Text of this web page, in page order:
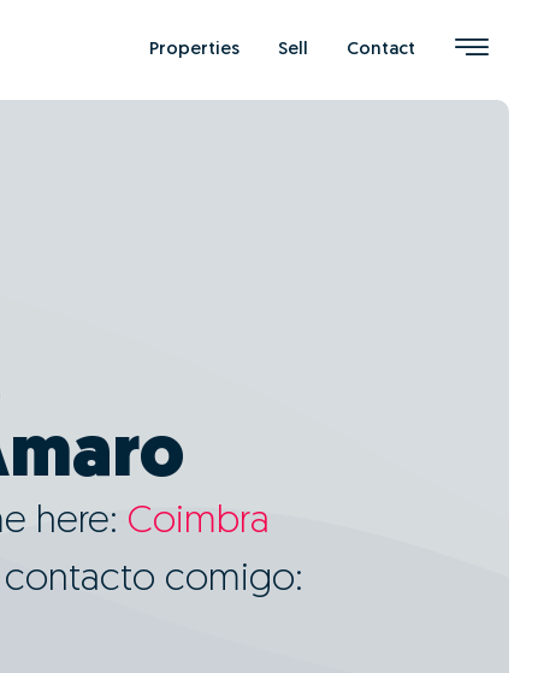
Properties Sell Contact
here: Coimbra
contacto comigo: